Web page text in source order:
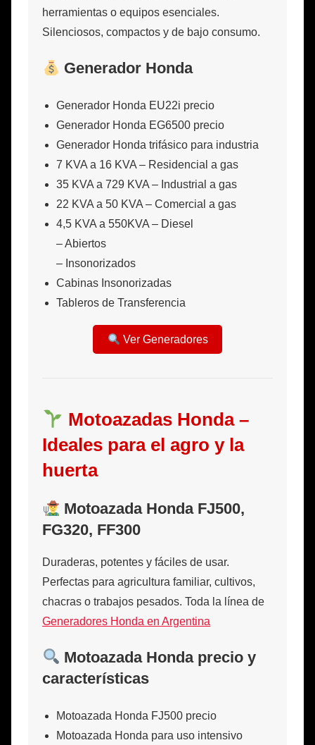
herramientas o equipos esenciales.
Silenciosos, compactos y de bajo consumo.
Generador Honda
Generador Honda EU22i precio
Generador Honda EG6500 precio
Generador Honda trifásico para industria
7 KVA a 16 KVA – Residencial a gas
35 KVA a 729 KVA – Industrial a gas
22 KVA a 50 KVA – Comercial a gas
4,5 KVA a 550KVA – Diesel
– Abiertos
– Insonorizados
Cabinas Insonorizadas
Tableros de Transferencia
Ver Generadores
Motoazadas Honda –
Ideales para el agro y la
huerta
Motoazada Honda FJ500,
FG320, FF300
Duraderas, potentes y fáciles de usar.
Perfectas para agricultura familiar, cultivos,
chacras o trabajos pesados. Toda la línea de
Generadores Honda en Argentina
Motoazada Honda precio y
características
Motoazada Honda FJ500 precio
Motoazada Honda para uso intensivo